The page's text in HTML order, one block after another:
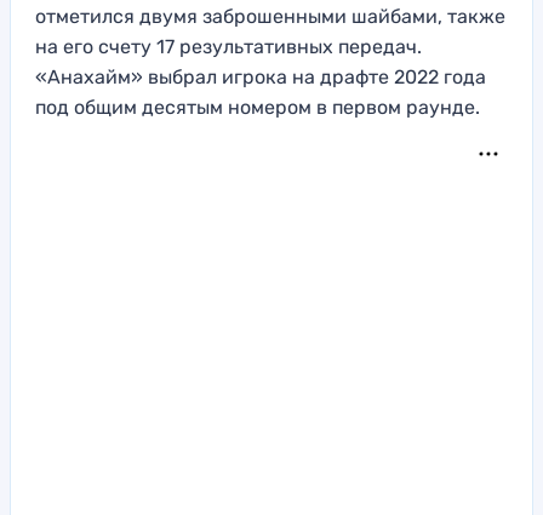
отметился двумя заброшенными шайбами, также
на его счету 17 результативных передач.
«Анахайм» выбрал игрока на драфте 2022 года
под общим десятым номером в первом раунде.